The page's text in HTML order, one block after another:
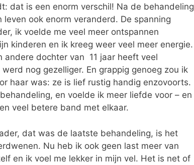
dat is een enorm verschil! Na de behandeling
ook enorm veranderd. De spanning
ik voelde me veel meer ontspannen
kinderen en ik kreeg weer veel meer energie.
andere dochter van 11 jaar heeft veel
nog gezelliger. En grappig genoeg zou ik
haar was: ze is lief rustig handig enzovoorts.
en voelde ik meer liefde voor – en
veel betere band met elkaar.
dat was de laatste behandeling, is het
Nu heb ik ook geen last meer van
en ik voel me lekker in mijn vel. Het is net of